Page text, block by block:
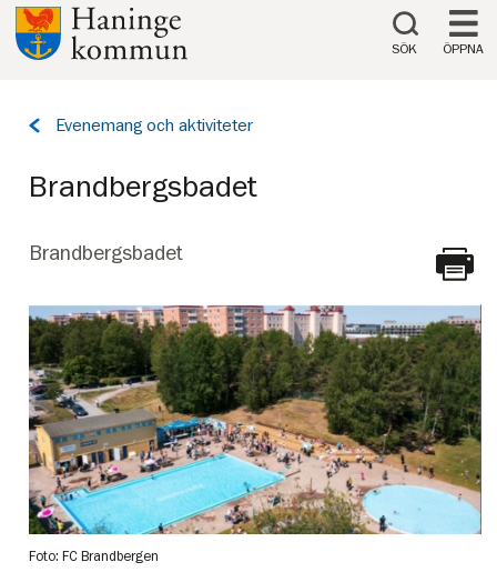
Till innehåll på sidan
SÖK ÖPPNA
Tillbaka
Evenemang och aktiviteter
Brandbergsbadet
SKRIV
UT
Brandbergsbadet
Foto: FC Brandbergen